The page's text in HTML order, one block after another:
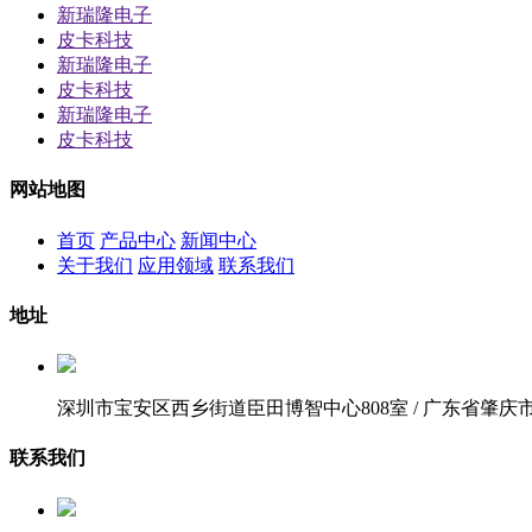
新瑞隆电子
皮卡科技
新瑞隆电子
皮卡科技
新瑞隆电子
皮卡科技
网站地图
首页 产品中心 新闻中心
关于我们 应用领域 联系我们
地址
深圳市宝安区西乡街道臣田博智中心808室 / 广东省肇庆
联系我们